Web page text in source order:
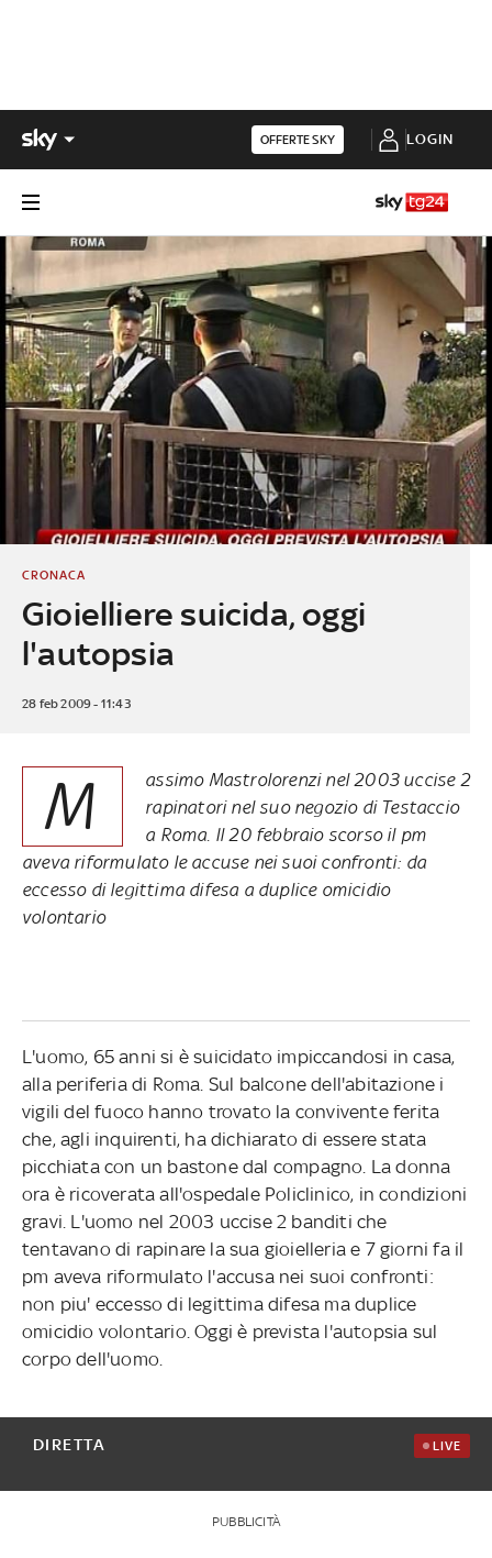
OFFERTE SKY LOGIN
Gioielliere suicida, oggi
l'autopsia
CRONACA
28 feb 2009 - 11:43
M
assimo Mastrolorenzi nel 2003 uccise 2
rapinatori nel suo negozio di Testaccio
a Roma. Il 20 febbraio scorso il pm
aveva riformulato le accuse nei suoi confronti: da
eccesso di legittima difesa a duplice omicidio
volontario
L'uomo, 65 anni si è suicidato impiccandosi in casa,
alla periferia di Roma. Sul balcone dell'abitazione i
vigili del fuoco hanno trovato la convivente ferita
che, agli inquirenti, ha dichiarato di essere stata
picchiata con un bastone dal compagno. La donna
ora è ricoverata all'ospedale Policlinico, in condizioni
gravi. L'uomo nel 2003 uccise 2 banditi che
tentavano di rapinare la sua gioielleria e 7 giorni fa il
pm aveva riformulato l'accusa nei suoi confronti:
non piu' eccesso di legittima difesa ma duplice
omicidio volontario. Oggi è prevista l'autopsia sul
corpo dell'uomo.
DIRETTA LIVE
PUBBLICITÀ